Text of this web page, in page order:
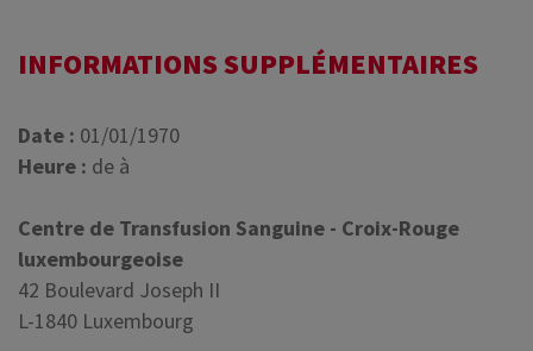
INFORMATIONS SUPPLÉMENTAIRES
Date : 01/01/1970
Heure : de à
Centre de Transfusion Sanguine - Croix-Rouge
luxembourgeoise
42 Boulevard Joseph II
L-1840 Luxembourg